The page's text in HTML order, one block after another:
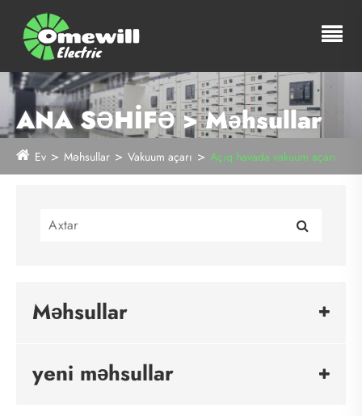
ANA SƏHİFƏ > Məhsullar
Ev Məhsullar Vakuum açarı Açıq havada vakuum açarı
Məhsullar
yeni məhsullar